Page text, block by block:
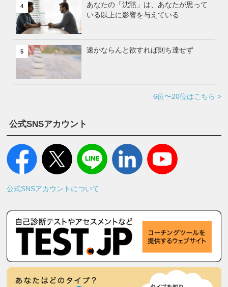
4
あなたの「沈黙」は、あなたが思って
いる以上に影響を与えている
5 速かならんと欲すれば則ち達せず
6位〜20位はこちら >
公式SNSアカウント
公式SNSアカウントについて